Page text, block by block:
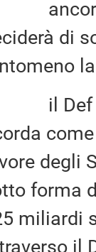
di
Def
degli
forma
miliardi
il